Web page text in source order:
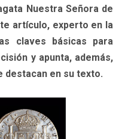
Nuestra Señora de
artículo, experto en la
claves básicas para
y apunta, además,
destacan en su texto.